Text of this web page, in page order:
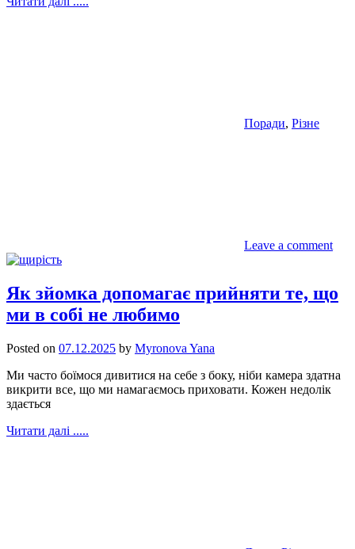
Поради, Різне
Leave a comment
Як зйомка допомагає прийняти те, що
ми в собі не любимо
Posted on 07.12.2025 by Myronova Yana
Ми часто боїмося дивитися на себе з боку, ніби камера здатна
викрити все, що ми намагаємось приховати. Кожен недолік
здається
Читати далі .....